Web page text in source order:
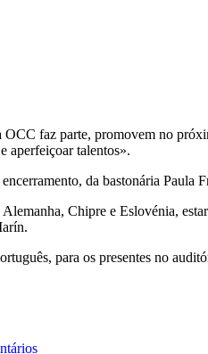
faz parte, promovem no
aperfeiçoar talentos».
da bastonária Paula
Chipre e Eslovénia,
para os presentes no